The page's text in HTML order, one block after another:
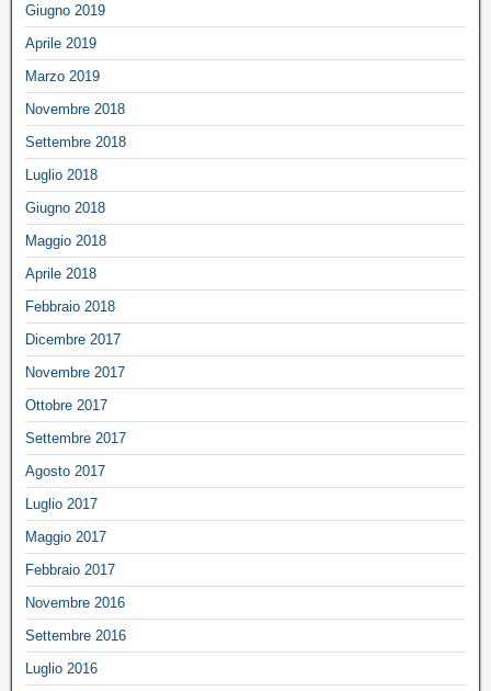
Giugno 2019
Aprile 2019
Marzo 2019
Novembre 2018
Settembre 2018
Luglio 2018
Giugno 2018
Maggio 2018
Aprile 2018
Febbraio 2018
Dicembre 2017
Novembre 2017
Ottobre 2017
Settembre 2017
Agosto 2017
Luglio 2017
Maggio 2017
Febbraio 2017
Novembre 2016
Settembre 2016
Luglio 2016